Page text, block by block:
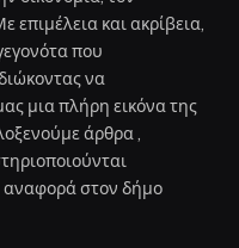
επιμέλεια και ακρίβεια,
που
να
μια πλήρη εικόνα της
άρθρα ,
αναφορά στον δήμο